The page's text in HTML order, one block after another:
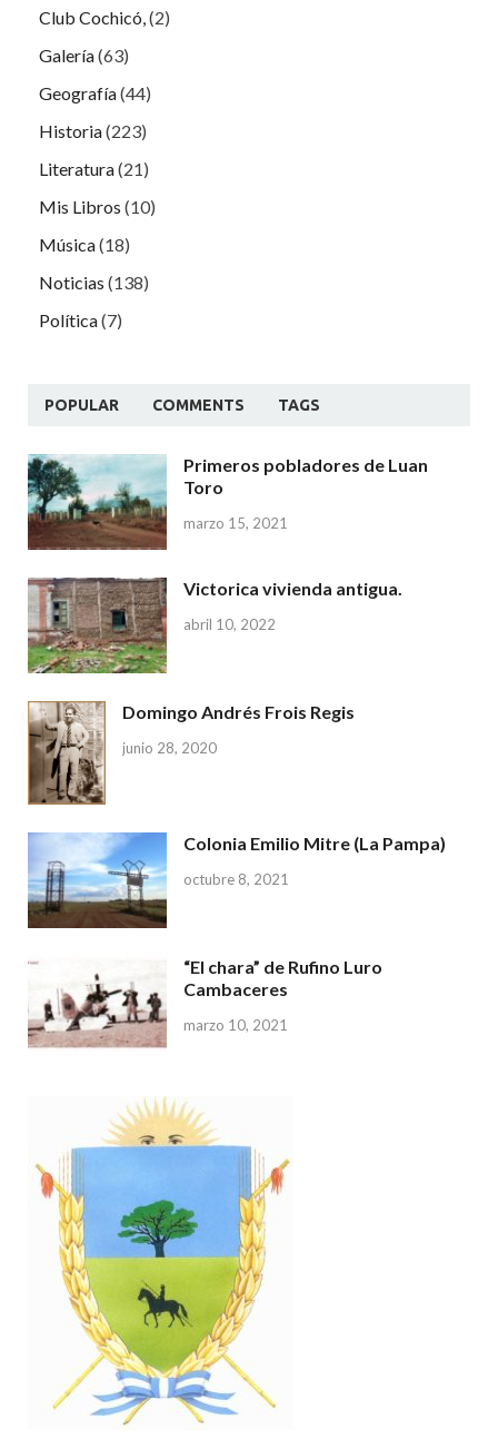
Club Cochicó,(2)
Galería(63)
Geografía(44)
Historia(223)
Literatura(21)
Mis Libros (10)
Música(18)
Noticias (138)
Política(7)
POPULAR COMMENTS TAGS
Primeros pobladores de Luan
Toro
marzo 15, 2021
Victorica vivienda antigua.
abril 10, 2022
Domingo Andrés Frois Regis
junio 28, 2020
Colonia Emilio Mitre (La Pampa)
octubre 8, 2021
“El chara” de Rufino Luro
Cambaceres
marzo 10, 2021